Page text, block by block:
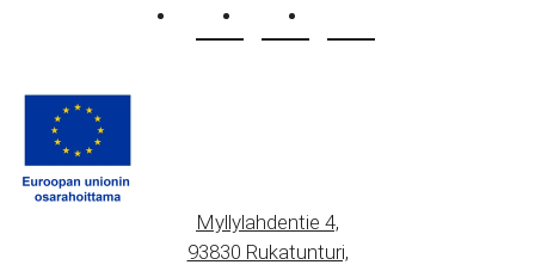
Myllylahdentie 4,
93830 Rukatunturi,